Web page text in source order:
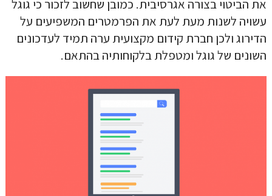
את הביטוי בצורה אגרסיבית. כמובן שחשוב לזכור כי גוגל
עשויה לשנות מעת לעת את הפרמטרים המשפיעים על
הדירוג ולכן חברת קידום מקצועית ערה תמיד לעדכונים
השונים של גוגל ומטפלת בלקוחותיה בהתאם.